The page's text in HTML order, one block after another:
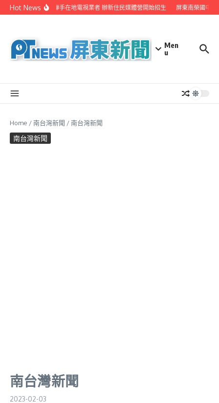
Skip to content
Hot News屏縣府聯手在地電視業者 辦新住民媒體營開始招生 屏東南榮國中
Men
u
Home /南台灣新聞 /南台灣新聞
南台灣新聞
南台灣新聞
2023-02-03